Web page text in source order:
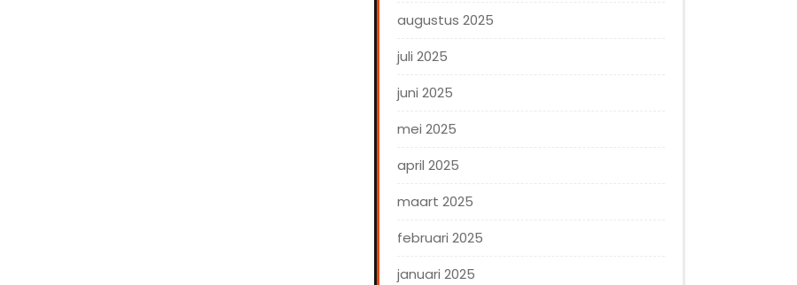
augustus 2025
juli 2025
juni 2025
mei 2025
april 2025
maart 2025
februari 2025
januari 2025